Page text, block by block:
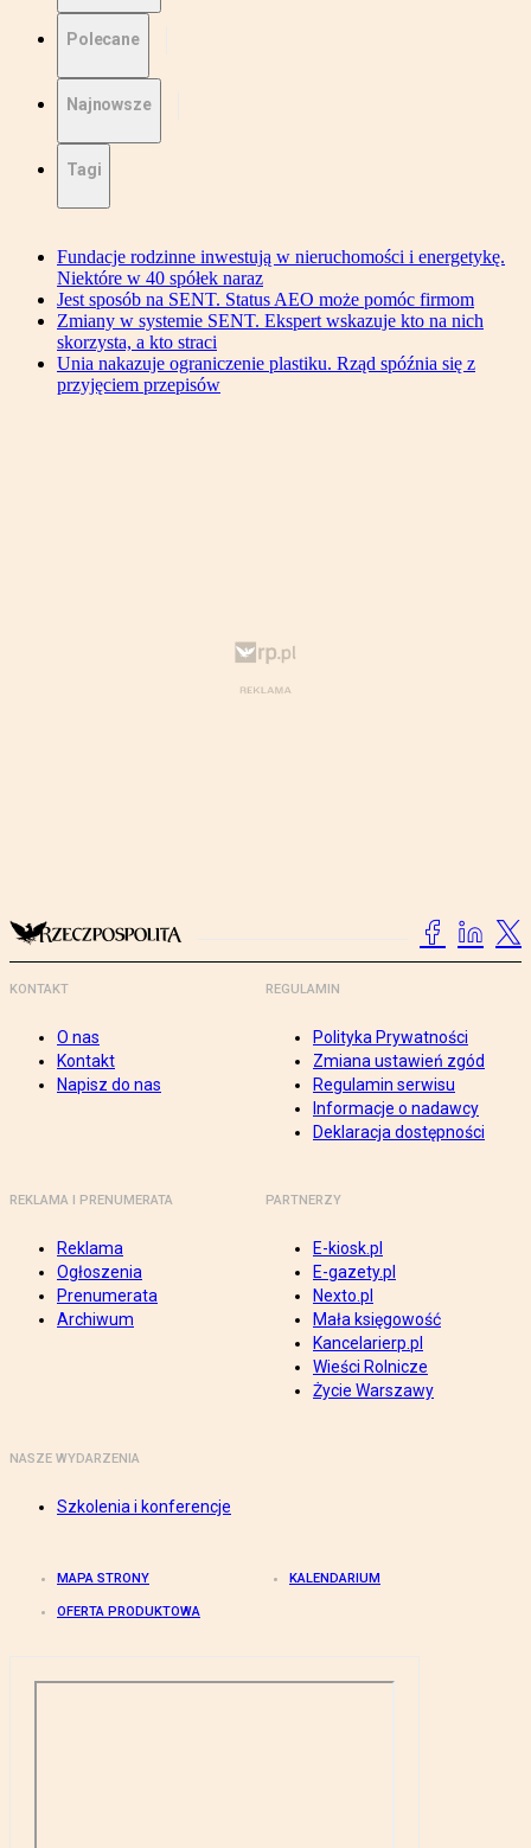
Polecane
Najnowsze
Tagi
Fundacje rodzinne inwestują w nieruchomości i energetykę.
Niektóre w 40 spółek naraz
Jest sposób na SENT. Status AEO może pomóc firmom
Zmiany w systemie SENT. Ekspert wskazuje kto na nich
skorzysta, a kto straci
Unia nakazuje ograniczenie plastiku. Rząd spóźnia się z
przyjęciem przepisów
KONTAKT
O nas
Kontakt
Napisz do nas
REGULAMIN
Polityka Prywatności
Zmiana ustawień zgód
Regulamin serwisu
Informacje o nadawcy
Deklaracja dostępności
REKLAMA I PRENUMERATA
Reklama
Ogłoszenia
Prenumerata
Archiwum
PARTNERZY
E-kiosk.pl
E-gazety.pl
Nexto.pl
Mała księgowość
Kancelarierp.pl
Wieści Rolnicze
Życie Warszawy
NASZE WYDARZENIA
Szkolenia i konferencje
MAPA STRONY KALENDARIUM
OFERTA PRODUKTOWA